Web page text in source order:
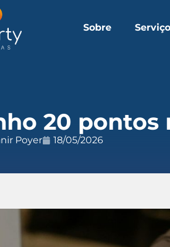
Sobre
20 pontos
Poyer 18/05/2026